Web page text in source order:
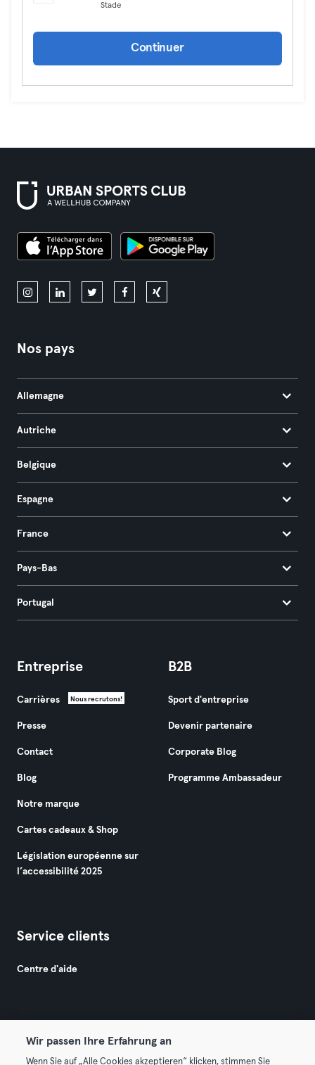
Stade
Continuer
Nos pays
Allemagne
Autriche
Belgique
Espagne
France
Pays-Bas
Portugal
Entreprise
Carrières Nous recrutons!
Presse
Contact
Blog
Notre marque
Cartes cadeaux & Shop
Législation européenne sur
l’accessibilité 2025
B2B
Sport d'entreprise
Devenir partenaire
Corporate Blog
Programme Ambassadeur
Service clients
Centre d'aide
Wir passen Ihre Erfahrung an
Wenn Sie auf „Alle Cookies akzeptieren“ klicken, stimmen Sie